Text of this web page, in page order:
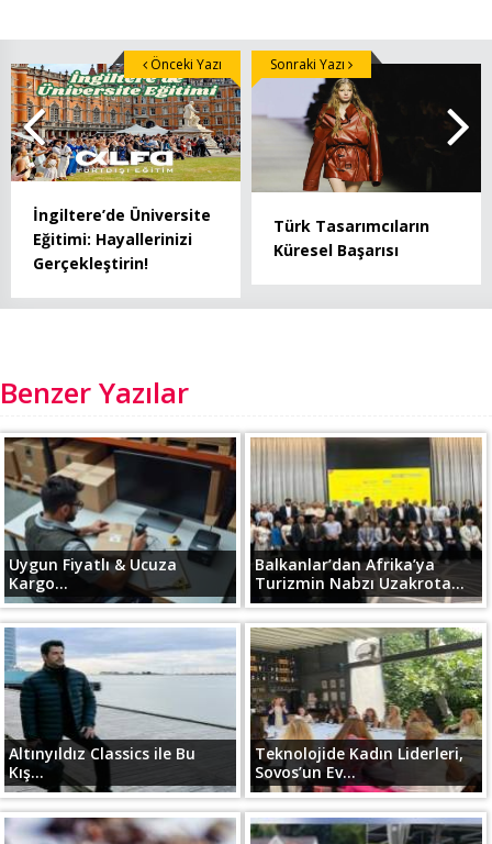
İngiltere’de Üniversite
Eğitimi: Hayallerinizi
Gerçekleştirin!
Önceki Yazı
Türk Tasarımcıların
Küresel Başarısı
Sonraki Yazı
Benzer Yazılar
Uygun Fiyatlı & Ucuza
Kargo...
Balkanlar’dan Afrika’ya
Turizmin Nabzı Uzakrota...
Altınyıldız Classics ile Bu
Kış...
Teknolojide Kadın Liderleri,
Sovos’un Ev...